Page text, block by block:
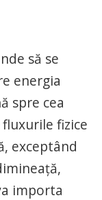
să se
energia
spre cea
fizice
exceptând
importa